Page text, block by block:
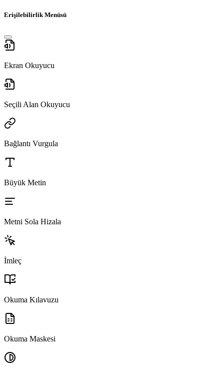
Erişilebilirlik Menüsü
Ekran Okuyucu
Seçili Alan Okuyucu
Bağlantı Vurgula
Büyük Metin
Metni Sola Hizala
İmleç
Okuma Kılavuzu
Okuma Maskesi